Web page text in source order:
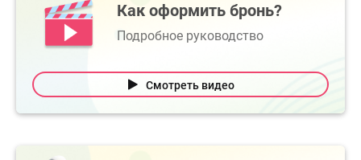
Как оформить бронь?
Подробное руководство
Смотреть видео